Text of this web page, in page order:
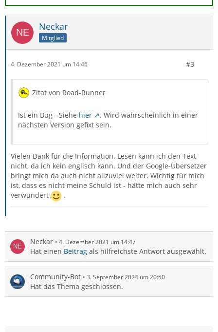
Neckar
Mitglied
4. Dezember 2021 um 14:46 #3
Zitat von Road-Runner
Ist ein Bug - Siehe hier
. Wird wahrscheinlich in einer
nächsten Version gefixt sein.
Vielen Dank für die Information. Lesen kann ich den Text
nicht, da ich kein englisch kann. Und der Google-Übersetzer
bringt mich da auch nicht allzuviel weiter. Wichtig für mich
ist, dass es nicht meine Schuld ist - hätte mich auch sehr
verwundert
.
Neckar 4. Dezember 2021 um 14:47
Hat einen Beitrag als hilfreichste Antwort ausgewählt.
Community-Bot 3. September 2024 um 20:50
Hat das Thema geschlossen.